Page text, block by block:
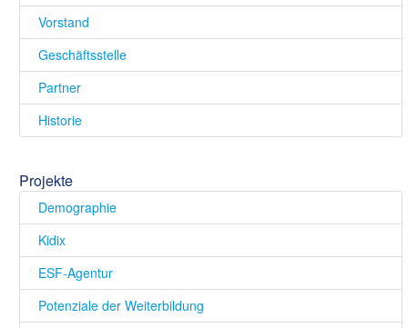
Vorstand
Geschäftsstelle
Partner
Historie
Projekte
Demographie
Kidix
ESF-Agentur
Potenziale der Weiterbildung